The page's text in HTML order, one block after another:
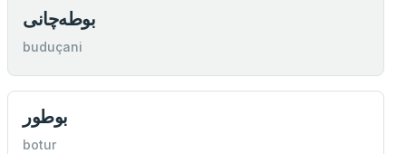
بوطه‌چانی
buduçani
بوطور
botur